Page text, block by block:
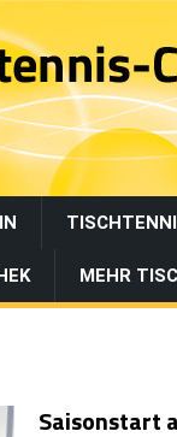
MEHR
Saisonstart